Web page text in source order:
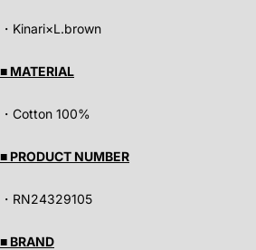
・ Kinari×L.brown
■ MATERIAL
・Cotton 100%
■ PRODUCT NUMBER
・RN24329105
■ BRAND